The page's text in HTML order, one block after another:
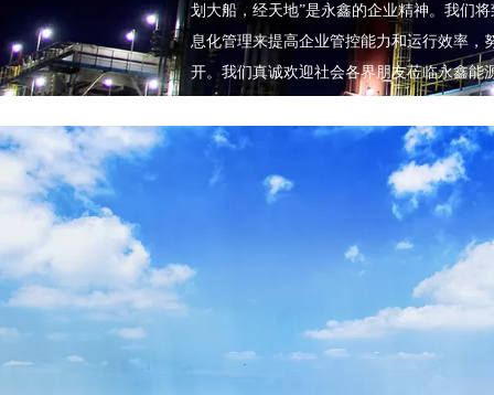
划大船，经天地”是永鑫的企业精神。我们
息化管理来提高企业管控能力和运行效率
开。我们真诚欢迎社会各界朋友莅临永鑫